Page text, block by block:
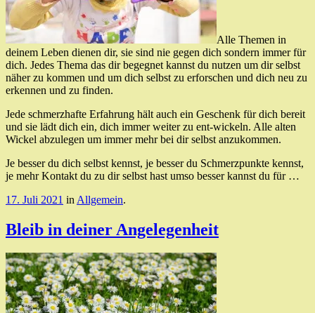
Alle Themen in
deinem Leben dienen dir, sie sind nie gegen dich sondern immer für
dich. Jedes Thema das dir begegnet kannst du nutzen um dir selbst
näher zu kommen und um dich selbst zu erforschen und dich neu zu
erkennen und zu finden.
Jede schmerzhafte Erfahrung hält auch ein Geschenk für dich bereit
und sie lädt dich ein, dich immer weiter zu ent-wickeln. Alle alten
Wickel abzulegen um immer mehr bei dir selbst anzukommen.
Je besser du dich selbst kennst, je besser du Schmerzpunkte kennst,
je mehr Kontakt du zu dir selbst hast umso besser kannst du für …
17. Juli 2021 in Allgemein.
Bleib in deiner Angelegenheit